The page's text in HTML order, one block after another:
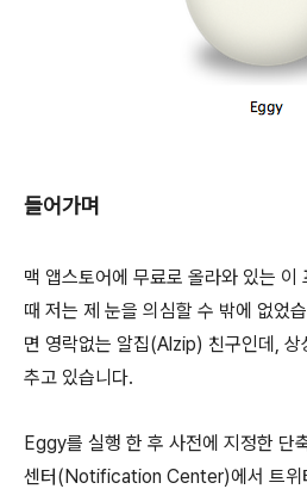
들어가며
맥 앱스토어에 무료로 올라와 있는 이
때 저는 제 눈을 의심할 수 밖에 없었
면 영락없는 알집(Alzip) 친구인데, 상
추고 있습니다.
Eggy를 실행 한 후 사전에 지정한 단
센터(Notification Center)에서 트위